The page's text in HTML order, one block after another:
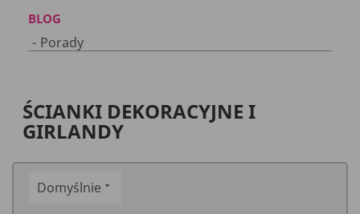
BLOG
Porady
ŚCIANKI DEKORACYJNE I
GIRLANDY
Domyślnie 